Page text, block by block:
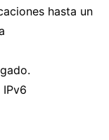
hasta un